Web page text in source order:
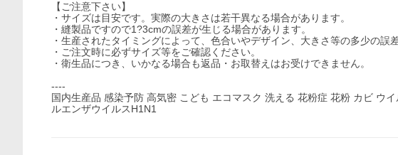
【ご注意下さい】
・サイズは目安です。実際の大きさは若干異なる場合があります。
・縫製品ですので1?3cmの誤差が生じる場合があります。
・生産されたタイミングによって、色合いやデザイン、大きさ等の多少の誤
・ご注文時に必ずサイズ等をご確認ください。
・衛生品につき、いかなる場合も返品・お取替えはお受けできません。
----
国内生産品 感染予防 高気密 こども エコマスク 洗える 花粉症 花粉 カビ ウ
ルエンザウイルスH1N1